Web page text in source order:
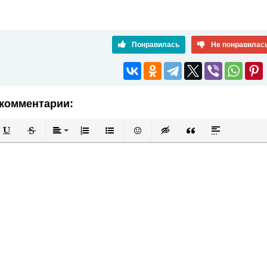
Понравилась Не
ЗачеркнутыйВыравнивание
Нумерованный список
Маркированный список
Вставить смайлик
Вставка скрытого текста
Вставка цитаты
Вставка